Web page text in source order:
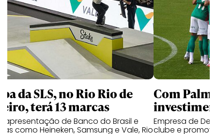
da SLS, no Rio Rio de
terá 13 marcas
apresentação de Banco do Brasil e
como Heineken, Samsung e Vale, Rio
Com
Empresa de
clube e